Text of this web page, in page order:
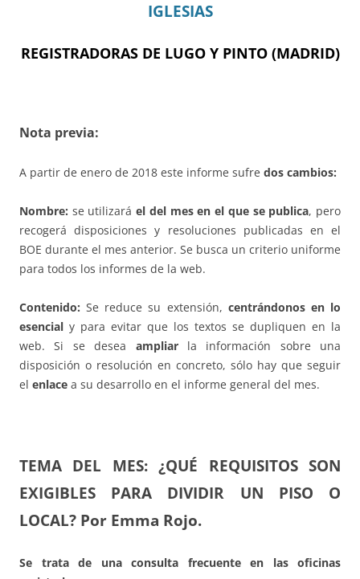
IGLESIAS
REGISTRADORAS DE LUGO Y PINTO (MADRID)
Nota previa:
A partir de enero de 2018 este informe sufre dos cambios:
Nombre: se utilizaráel del mes en el que se publica, pero
recogerá disposiciones y resoluciones publicadas en el
BOE durante el mes anterior. Se busca un criterio uniforme
para todos los informes de la web.
Contenido: Se reduce su extensión, centrándonos en lo
esencial y para evitar que los textos se dupliquen en la
web. Si se desea ampliarla información sobre una
disposición o resolución en concreto, sólo hay que seguir
el enlace a su desarrollo en el informe general del mes.
TEMA DEL MES: ¿QUÉ REQUISITOS SON
EXIGIBLES PARA DIVIDIR UN PISO O
LOCAL? Por Emma Rojo.
Se trata de una consulta frecuente en las oficinas